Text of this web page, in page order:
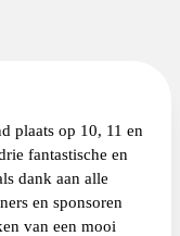
plaats op 10, 11 en
fantastische en
dank aan alle
en sponsoren
van een mooi